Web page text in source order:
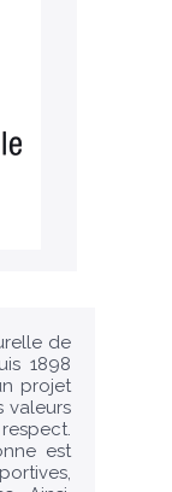
de
1898
projet
valeurs
est